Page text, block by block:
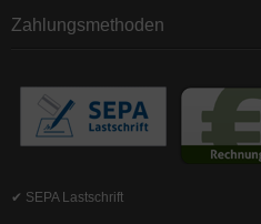
Zahlungsmethoden
✔ SEPA Lastschrift